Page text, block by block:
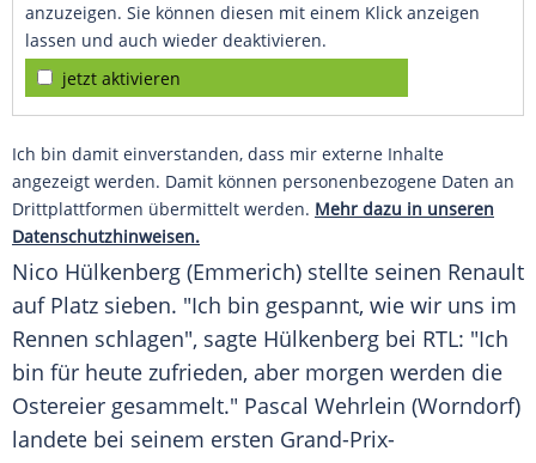
anzuzeigen. Sie können diesen mit einem Klick anzeigen
lassen und auch wieder deaktivieren.
jetzt aktivieren
Ich bin damit einverstanden, dass mir externe Inhalte
angezeigt werden. Damit können personenbezogene Daten an
Drittplattformen übermittelt werden. Mehr dazu in unseren
Datenschutzhinweisen.
Nico Hülkenberg (Emmerich) stellte seinen Renault
auf Platz sieben. "Ich bin gespannt, wie wir uns im
Rennen schlagen", sagte Hülkenberg bei RTL: "Ich
bin für heute zufrieden, aber morgen werden die
Ostereier gesammelt." Pascal Wehrlein (Worndorf)
landete bei seinem ersten Grand-Prix-